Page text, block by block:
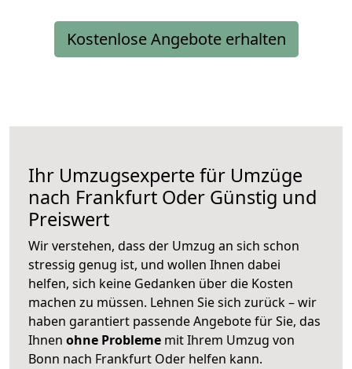
Kostenlose Angebote erhalten
Ihr Umzugsexperte für Umzüge
nach Frankfurt Oder Günstig und
Preiswert
Wir verstehen, dass der Umzug an sich schon
stressig genug ist, und wollen Ihnen dabei
helfen, sich keine Gedanken über die Kosten
machen zu müssen. Lehnen Sie sich zurück – wir
haben garantiert passende Angebote für Sie, das
Ihnen ohne Probleme mit Ihrem Umzug von
Bonn nach Frankfurt Oder helfen kann.